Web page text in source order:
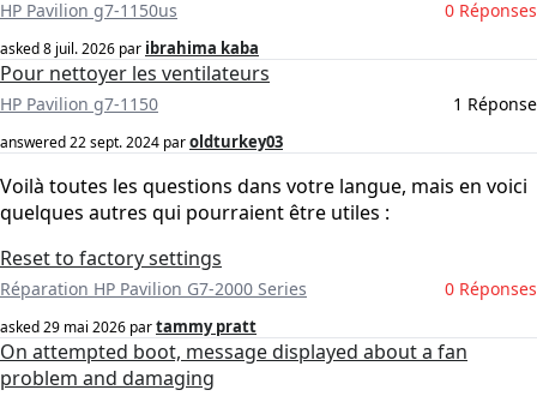
HP Pavilion g7-1150us 0 Réponses
asked8 juil. 2026 par ibrahima kaba
Pour nettoyer les ventilateurs
HP Pavilion g7-1150 1 Réponse
answered22 sept. 2024 paroldturkey03
Voilà toutes les questions dans votre langue, mais en voici
quelques autres qui pourraient être utiles :
Reset to factory settings
Réparation HP Pavilion G7-2000 Series 0 Réponses
asked29 mai 2026 partammy pratt
On attempted boot, message displayed about a fan
problem and damaging